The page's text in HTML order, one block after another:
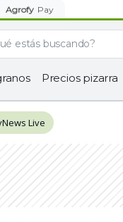
Agrofy Pay
Precios pizarra
Live